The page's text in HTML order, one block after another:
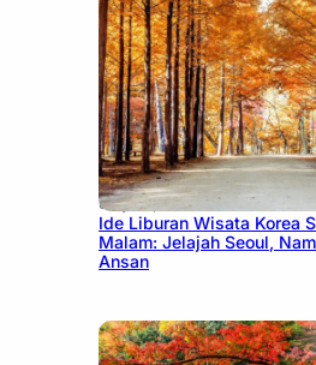
July 15, 2026
Ide Liburan Wisata Korea
Malam: Jelajah Seoul,
Ansan